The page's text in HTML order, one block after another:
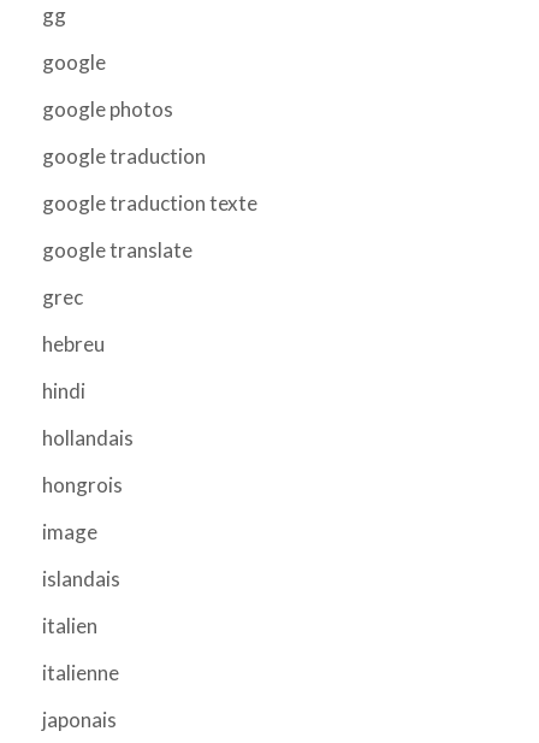
gg
google
google photos
google traduction
google traduction texte
google translate
grec
hebreu
hindi
hollandais
hongrois
image
islandais
italien
italienne
japonais